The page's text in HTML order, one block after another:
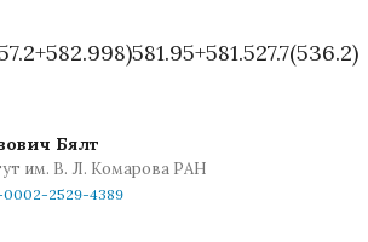
Бялт
им. В. Л. Комарова РАН
2529-4389